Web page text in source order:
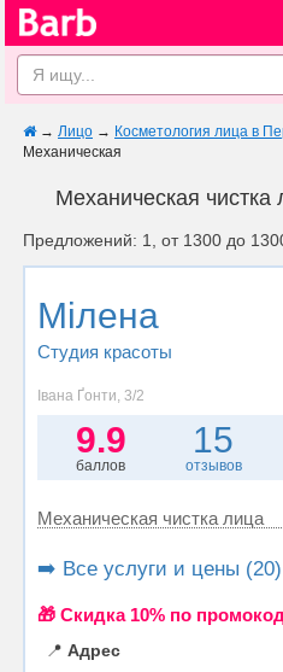
→ Лицо → Косметология лица в
Механическая
Механическая
Предложений: 1, от 1300 до
Мілена
Студия красоты
Івана Ґонти, 3/2
9.9
баллов
15
отзывов
Механическая чистка лица
➡️ Все услуги и цены (20)
🎁 Cкидка 10% по
📍 Адрес